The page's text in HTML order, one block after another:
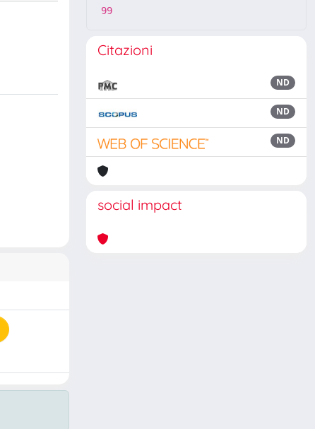
99
Citazioni
ND
ND
ND
social impact